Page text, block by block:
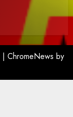
| ChromeNews by